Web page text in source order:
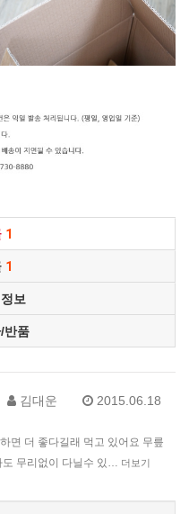
1
1
보
반품
김대운
2015.06.18
면 더 좋다길래 먹고 있어요 무릎
무리없이 다닐수 있…
더보기